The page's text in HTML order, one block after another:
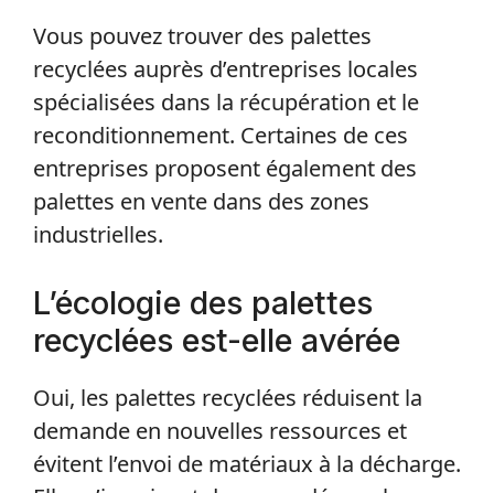
Vous pouvez trouver des palettes
recyclées auprès d’entreprises locales
spécialisées dans la récupération et le
reconditionnement. Certaines de ces
entreprises proposent également des
palettes en vente dans des zones
industrielles.
L’écologie des palettes
recyclées est-elle avérée
Oui, les palettes recyclées réduisent la
demande en nouvelles ressources et
évitent l’envoi de matériaux à la décharge.